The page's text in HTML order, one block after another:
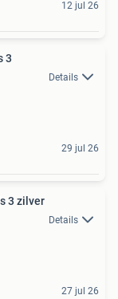
12 jul 26
3
Details
29 jul 26
3 zilver
Details
27 jul 26